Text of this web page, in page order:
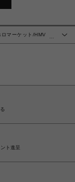
…
マーケット/HMV
ト進呈